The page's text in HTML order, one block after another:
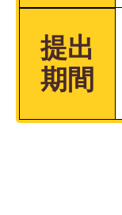
提出
期間